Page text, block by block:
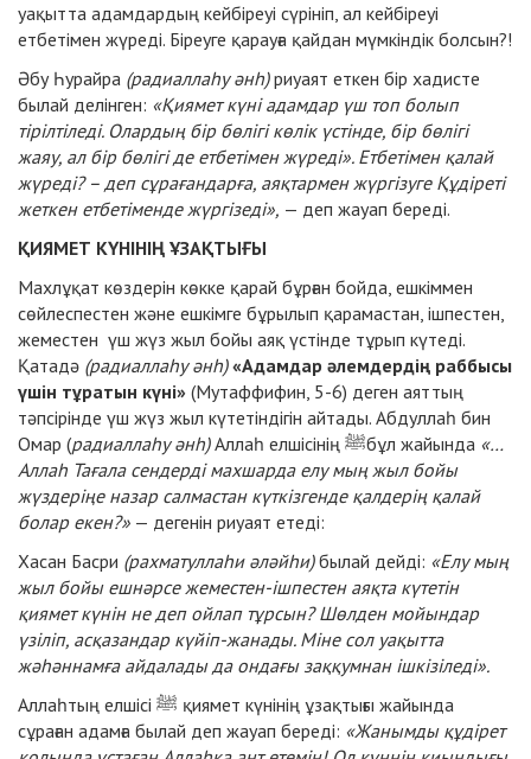
уақытта адамдардың кейбіреуі сүрініп, ал кейбіреуі
етбетімен жүреді. Біреуге қарауға қайдан мүмкіндік болсын?!
Әбу Һурайра (радиаллаһу әнһ)риуаят еткен бір хадисте
былай делінген: «Қиямет күні адамдар үш топ болып
тірілтіледі. Олардың бір бөлігі көлік үстінде, бір бөлігі
жаяу, ал бір бөлігі де етбетімен жүреді». Етбетімен қалай
жүреді? – деп сұрағандарға, аяқтармен жүргізуге Құдіреті
жеткен етбетіменде жүргізеді», — деп жауап береді.
ҚИЯМЕТ КҮНІНІҢ ҰЗАҚТЫҒЫ
Махлұқат көздерін көкке қарай бұрған бойда, ешкіммен
сөйлеспестен және ешкімге бұрылып қарамастан, ішпестен,
жеместен үш жүз жыл бойы аяқ үстінде тұрып күтеді.
Қатадә (радиаллаһу әнһ)«Адамдар әлемдердің раббысы
үшін тұратын күні» (Мутаффифин, 5-6) деген аяттың
тәпсірінде үш жүз жыл күтетіндігін айтады. Абдуллаһ бин
Омар (радиаллаһу әнһ) Аллаһ елшісінің ﷺбұл жайында «…
Аллаһ Тағала сендерді махшарда елу мың жыл бойы
жүздеріңе назар салмастан күткізгенде қалдерің қалай
болар екен?» — дегенін риуаят етеді:
Хасан Басри (рахматуллаһи әләйһи)былай дейді: «Елу мың
жыл бойы ешнәрсе жеместен-ішпестен аяқта күтетін
қиямет күнін не деп ойлап тұрсын? Шөлден мойындар
үзіліп, асқазандар күйіп-жанады. Міне сол уақытта
жәһәннамға айдалады да ондағы заққумнан ішкізіледі».
Аллаһтың елшісі ﷺ қиямет күнінің ұзақтығы жайында
сұраған адамға былай деп жауап береді: «Жанымды құдірет